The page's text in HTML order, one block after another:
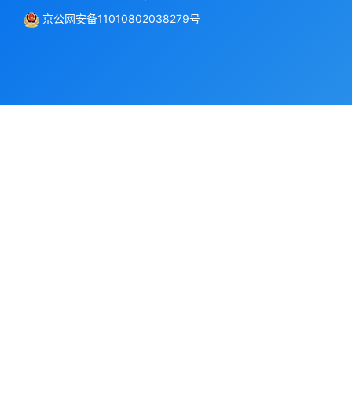
京公网安备11010802038279号